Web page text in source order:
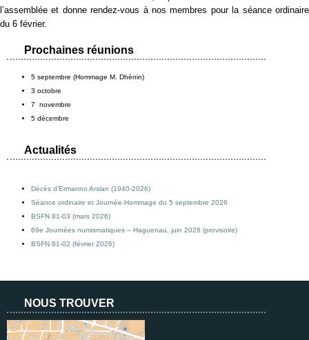
l’assemblée et donne rendez-vous à nos membres pour la séance ordinaire
du 6 février.
Prochaines réunions
5 septembre (Hommage M. Dhénin)
3 octobre
7 novembre
5 décembre
Actualités
Décès d’Ermanno Arslan (1940-2026)
Séance ordinaire et Journée-Hommage du 5 septembre 2026
BSFN 81-03 (mars 2026)
69e Journées numismatiques – Haguenau, juin 2026 (provisoire)
BSFN 81-02 (février 2026)
NOUS TROUVER